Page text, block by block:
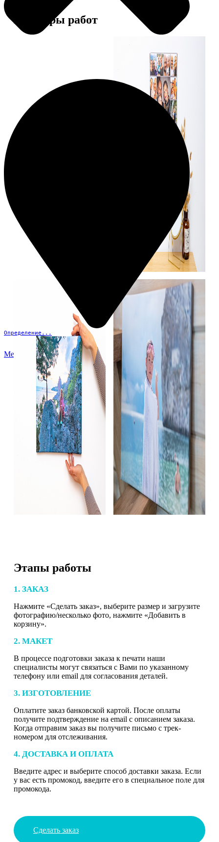
Определение...
Меню
Примеры работ
Этапы работы
1. ЗАКАЗ
Нажмите «Сделать заказ», выберите размер и загрузите
фотографию/несколько фото, нажмите «Добавить в
корзину».
2. МАКЕТ
В процессе подготовки заказа к печати наши
специалисты могут связаться с Вами по указанному
телефону или email для согласования деталей.
3. ИЗГОТОВЛЕНИЕ
Оплатите заказ банковской картой. После оплаты
получите подтверждение на email с описанием заказа.
Когда отправим заказ вы получите письмо с трек-
номером для отслеживания.
4. ДОСТАВКА И ОПЛАТА
Введите адрес и выберите способ доставки заказа. Если
у вас есть промокод, введите его в специальное поле для
промокода.
Сделать заказ